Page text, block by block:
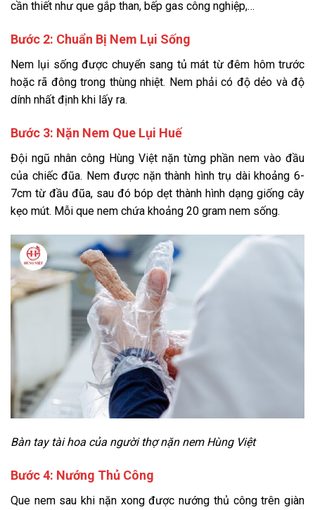
cần thiết như que gắp than, bếp gas công nghiệp,…
Bước 2: Chuẩn Bị Nem Lụi Sống
Nem lụi sống được chuyển sang tủ mát từ đêm hôm trước
hoặc rã đông trong thùng nhiệt. Nem phải có độ dẻo và độ
dính nhất định khi lấy ra.
Bước 3: Nặn Nem Que Lụi Huế
Đội ngũ nhân công Hùng Việt nặn từng phần nem vào đầu
của chiếc đũa. Nem được nặn thành hình trụ dài khoảng 6-
7cm từ đầu đũa, sau đó bóp dẹt thành hình dạng giống cây
kẹo mút. Mỗi que nem chứa khoảng 20 gram nem sống.
Bàn tay tài hoa của người thợ nặn nem Hùng Việt
Bước 4: Nướng Thủ Công
Que nem sau khi nặn xong được nướng thủ công trên giàn